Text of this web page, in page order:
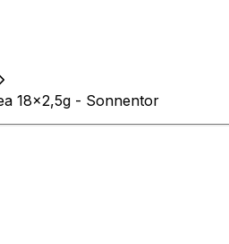
18x2,5g - Sonnentor